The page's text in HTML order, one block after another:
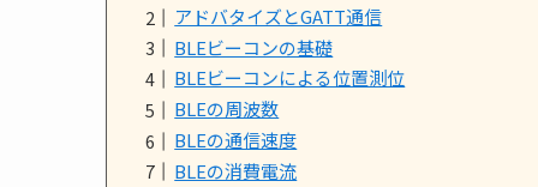
アドバタイズとGATT通信
BLEビーコンの基礎
BLEビーコンによる位置測位
BLEの周波数
BLEの通信速度
BLEの消費電流